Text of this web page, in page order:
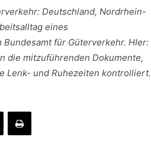
Deutschland, Nordrhein-
eines
für Güterverkehr. HIer:
die mitzuführenden Dokumente,
Lenk- und Ruhezeiten kontrolliert.